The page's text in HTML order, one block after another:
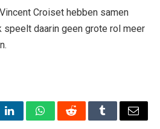
Croiset hebben samen
speelt daarin geen grote rol meer
LinkedInWhatsAppRedditTumblrEmail